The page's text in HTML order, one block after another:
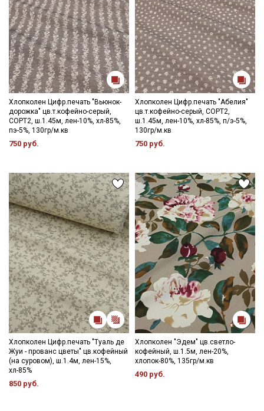
Хлопколен Цифр.печать "Вьюнок-
дорожка" цв.т.кофейно-серый,
СОРТ2, ш.1.45м, лен-10%, хл-85%,
пэ-5%, 130гр/м.кв
750 руб.
Хлопколен Цифр.печать "Абелия"
цв.т.кофейно-серый, СОРТ2,
ш.1.45м, лен-10%, хл-85%, п/э-5%,
130гр/м.кв
750 руб.
Хлопколен Цифр.печать "Туаль де
Жуи - прованс цветы" цв.кофейный
(на суровом), ш.1.4м, лен-15%,
хл-85%
850 руб.
Хлопколен "Эдем" цв.светло-
кофейный, ш.1.5м, лен-20%,
хлопок-80%, 135гр/м.кв
490 руб.